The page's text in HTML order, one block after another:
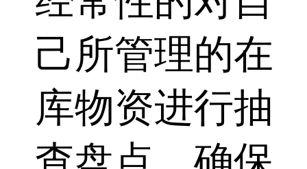
己所管理的在
库物资进行抽